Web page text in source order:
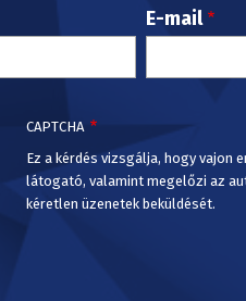
E-mail
CAPTCHA
Ez a kérdés vizsgálja, hogy vajon
látogató, valamint megelőzi az
kéretlen üzenetek beküldését.